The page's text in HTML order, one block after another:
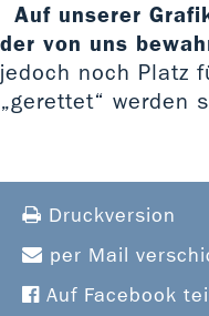
Auf unserer
der von uns
jedoch noch Platz
„gerettet“ werden
Druckversion
per Mail
Auf Facebook